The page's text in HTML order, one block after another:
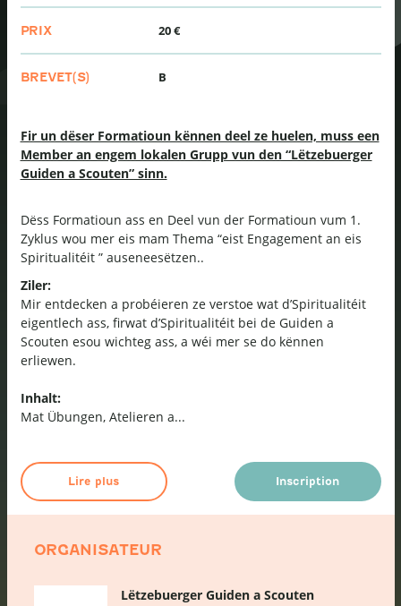
PRIX 20 €
BREVET(S) B
Fir un dëser Formatioun kënnen deel ze huelen, muss een
Member an engem lokalen Grupp vun den “Lëtzebuerger
Guiden a Scouten” sinn.
Dëss Formatioun ass en Deel vun der Formatioun vum 1.
Zyklus wou mer eis mam Thema “eist Engagement an eis
Spiritualitéit ” auseneesëtzen..
Ziler:
Mir entdecken a probéieren ze verstoe wat d’Spiritualitéit
eigentlech ass, firwat d’Spiritualitéit bei de Guiden a
Scouten esou wichteg ass, a wéi mer se do kënnen
erliewen.
Inhalt:
Mat Übungen, Atelieren a...
Lire plus Inscription
ORGANISATEUR
Lëtzebuerger Guiden a Scouten